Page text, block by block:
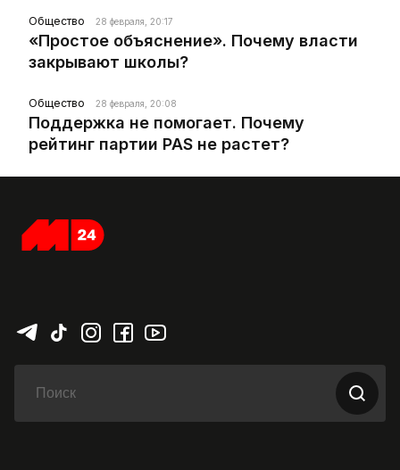
Общество 28 февраля, 20:17
«Простое объяснение». Почему власти
закрывают школы?
Общество 28 февраля, 20:08
Поддержка не помогает. Почему
рейтинг партии PAS не растет?